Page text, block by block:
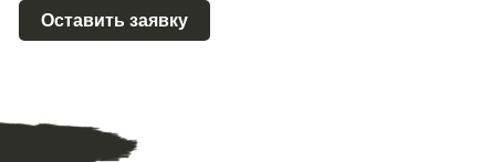
Оставить заявку